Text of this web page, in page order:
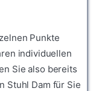
Punkte
individuellen
Sie also bereits
Stuhl Dam für Sie